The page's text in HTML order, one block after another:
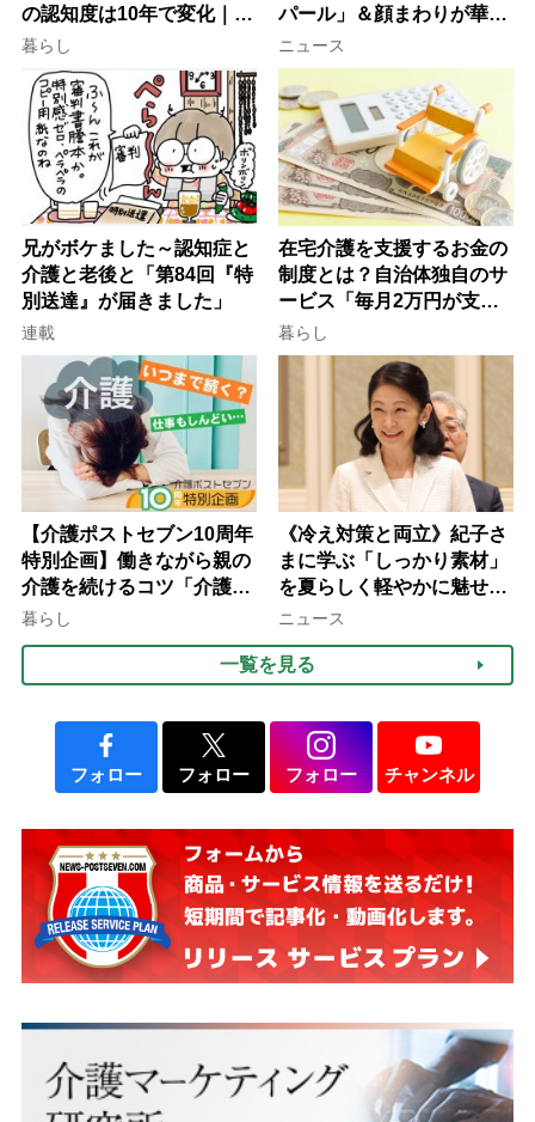
の認知度は10年で変化｜流
行語大賞にノミネート、法
律にも明記されたが果たし
て現在は？
暮らし
パール」＆顔まわりが華や
ぐ「揺れる一粒」の使い分
け方
ニュース
兄がボケました～認知症と
介護と老後と「第84回『特
別送達』が届きました」
連載
在宅介護を支援するお金の
制度とは？自治体独自のサ
ービス「毎月2万円が支給
される」ケースも【FP解
説】
暮らし
【介護ポストセブン10周年
特別企画】働きながら親の
介護を続けるコツ「介護は
10年以上続くことも…3つ
みよう」【社会福祉士解
説】
暮らし
《冷え対策と両立》紀子さ
まに学ぶ「しっかり素材」
を夏らしく軽やかに魅せる
3つの着こなし法則
ニュース
一覧を見る
フォロー フォロー フォロー チャンネル